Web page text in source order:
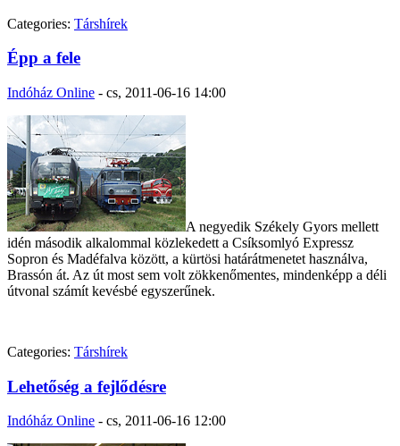
Categories: Társhírek
Épp a fele
Indóház Online - cs, 2011-06-16 14:00
A negyedik Székely Gyors mellett
idén második alkalommal közlekedett a Csíksomlyó Expressz
Sopron és Madéfalva között, a kürtösi határátmenetet használva,
Brassón át. Az út most sem volt zökkenőmentes, mindenképp a déli
útvonal számít kevésbé egyszerűnek.
Categories: Társhírek
Lehetőség a fejlődésre
Indóház Online - cs, 2011-06-16 12:00